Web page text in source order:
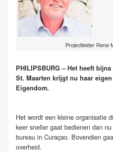
Projectleider Rene
PHILIPSBURG – Het heeft
St. Maarten krijgt nu haar
Eigendom.
Het wordt een kleine organisatie
keer sneller gaat bedienen dan
bureau in Curaçao. Bovendien
overheid.